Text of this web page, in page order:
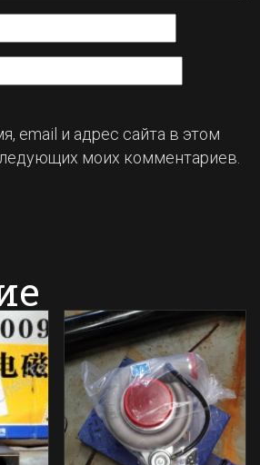
email и адрес сайта в этом
моих комментариев.